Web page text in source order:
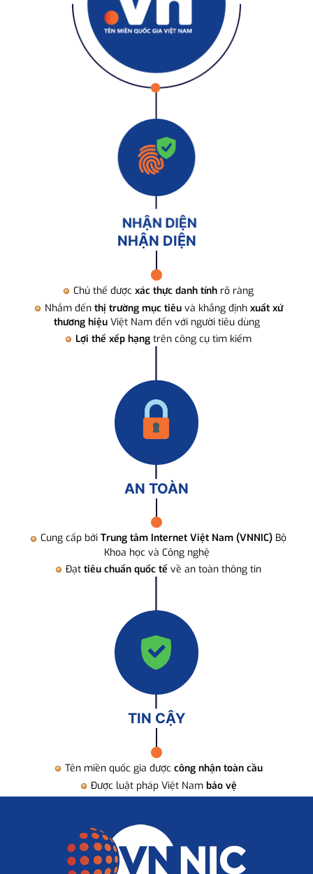
NHẬN DIỆN
Chủ thể được xác thực danh tính rõ ràng
Nhắm đến thị trường mục tiêuvà khẳng định xuất xứ
thương hiệuViệt Nam đến với người tiêu dùng
Lợi thế xếp hạng trên công cụ tìm kiếm
AN TOÀN
Cung cấp bởi Trung tâm Internet Việt Nam (VNNIC) Bộ
Khoa học và Công nghệ
Đạt tiêu chuẩn quốc tế về an toàn thông tin
TIN CẬY
Tên miền quốc gia được công nhận toàn cầu
Được luật pháp Việt Nam bảo vệ